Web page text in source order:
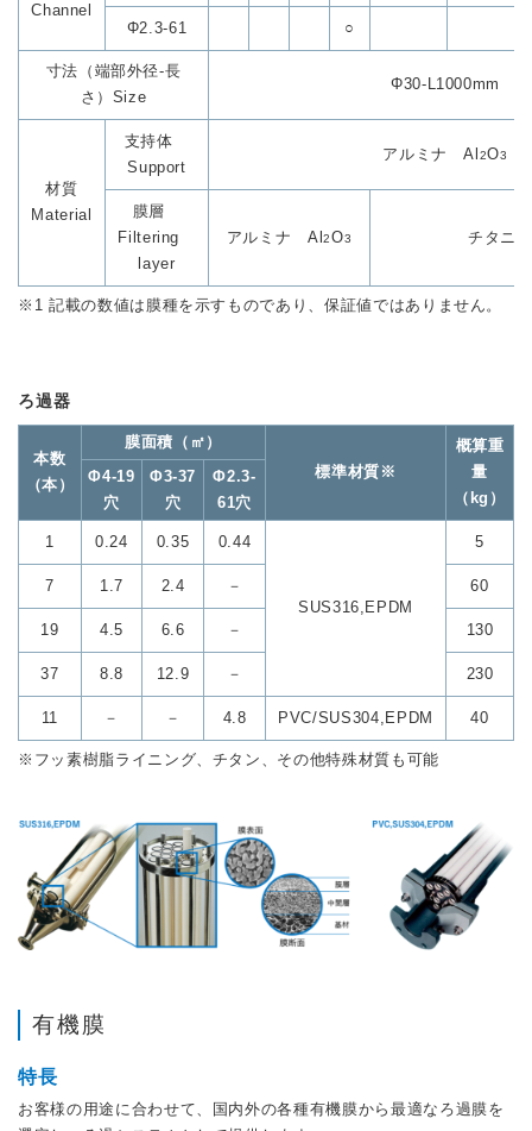
Channel
Φ2.3-61 ○
寸法（端部外径-長
さ）Size
Φ30-L1000mm
材質
Material
支持体
Support
アルミナ Al 2O3
膜層
Filtering
layer
アルミナ Al2O3 チタニ
※1 記載の数値は膜種を示すものであり、保証値ではありません。
ろ過器
本数
（本）
膜面積（㎡）
標準材質※
概算重
量
（kg）
Φ4-19
穴
Φ3-37
穴
Φ2.3-
61穴
1 0.24 0.35 0.44
SUS316,EPDM
5
7 1.7 2.4 － 60
19 4.5 6.6 － 130
37 8.8 12.9 － 230
11 － － 4.8 PVC/SUS304,EPDM 40
※フッ素樹脂ライニング、チタン、その他特殊材質も可能
有機膜
特長
お客様の用途に合わせて、国内外の各種有機膜から最適なろ過膜を